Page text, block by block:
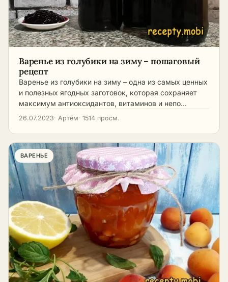
Варенье из голубики на зиму – пошаговый
рецепт
Варенье из голубики на зиму – одна из самых ценных
и полезных ягодных заготовок, которая сохраняет
максимум антиоксидантов, витаминов и непо…
26.07.2023· Артём· 1514 просм.
ВАРЕНЬЕ